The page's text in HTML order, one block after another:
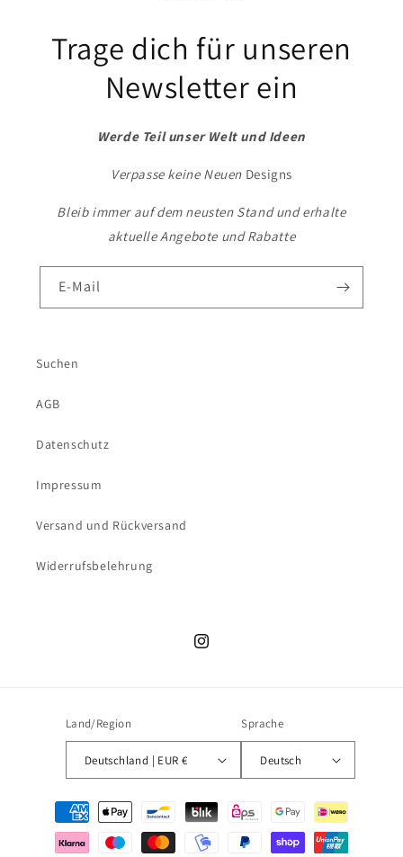
Trage dich für unseren
Newsletter ein
Werde Teil unser Welt und Ideen
Verpasse keine Neuen Designs
Bleib immer auf dem neusten Stand und erhalte
aktuelle Angebote und Rabatte
E-Mail
Suchen
AGB
Datenschutz
Impressum
Versand und Rückversand
Widerrufsbelehrung
Instagram
Land/Region
Deutschland | EUR €
Sprache
Deutsch
Zahlungsmethoden